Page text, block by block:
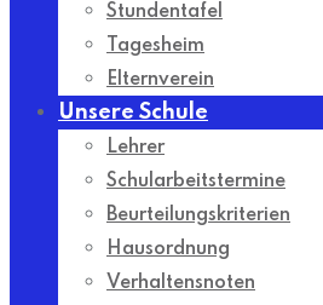
Stundentafel
Tagesheim
Elternverein
Unsere Schule
Lehrer
Schularbeitstermine
Beurteilungskriterien
Hausordnung
Verhaltensnoten